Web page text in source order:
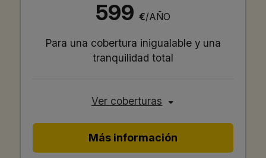
599 €/AÑO
Para una cobertura inigualable y una
tranquilidad total
Ver coberturas
Más información